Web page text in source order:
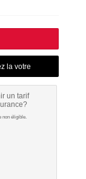
un tarif
non éligible.